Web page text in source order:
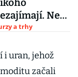
Není
inflace
a trhy
i uran, jehož
začali